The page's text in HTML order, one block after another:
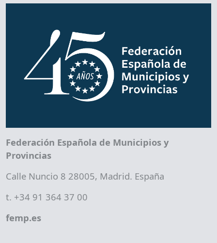
Federación Española de Municipios y
Provincias
Calle Nuncio 8 28005, Madrid. España
t. +34 91 364 37 00
femp.es